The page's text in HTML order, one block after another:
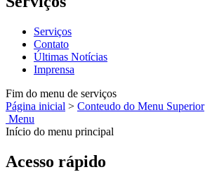
Serviços
Contato
Últimas Notícias
Imprensa
Fim do menu de serviços
Página inicial > Conteudo do Menu Superior
Menu
Início do menu principal
Acesso rápido